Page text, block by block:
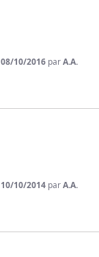
08/10/2016 parA.A.
10/10/2014 parA.A.